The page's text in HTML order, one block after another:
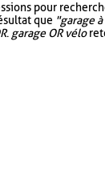
pour
que "garage
. garage OR vélo